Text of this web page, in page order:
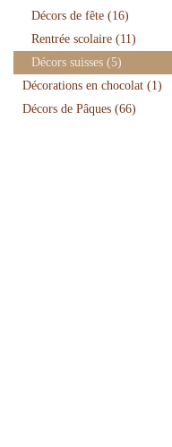
Décors de fête (16)
Rentrée scolaire (11)
Décors suisses (5)
Décorations en chocolat (1)
Décors de Pâques (66)